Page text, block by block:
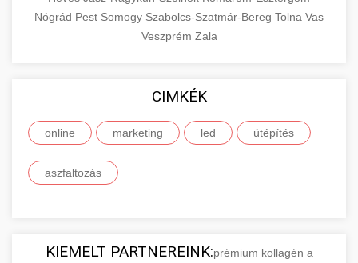
Nógrád Pest Somogy Szabolcs-Szatmár-Bereg Tolna Vas
Veszprém Zala
CIMKÉK
online marketing led útépítés
aszfaltozás
KIEMELT PARTNEREINK:prémium kollagén a